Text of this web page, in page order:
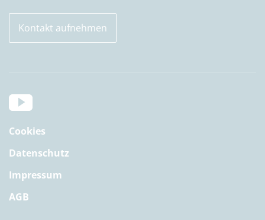
Kontakt aufnehmen
Cookies
Datenschutz
Impressum
AGB